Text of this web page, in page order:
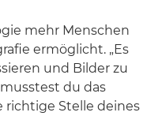
mehr Menschen
ermöglicht. „Es
und Bilder zu
du das
richtige Stelle deines